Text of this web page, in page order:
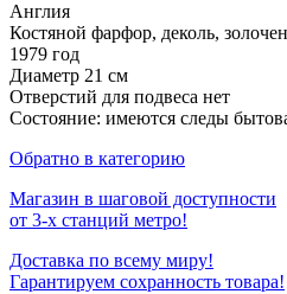
Англия
Костяной фарфор, деколь,
1979 год
Диаметр 21 см
Отверстий для подвеса нет
Состояние: имеются следы
Обратно в категорию
Магазин в шаговой доступности
от 3-х станций метро!
Доставка по всему миру!
Гарантируем сохранность товара!